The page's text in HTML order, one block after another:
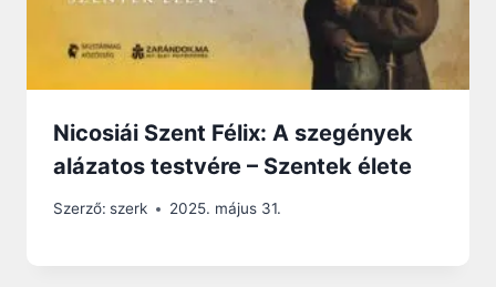
Nicosiái Szent Félix: A szegények
alázatos testvére – Szentek élete
Szerző: szerk 2025. május 31.